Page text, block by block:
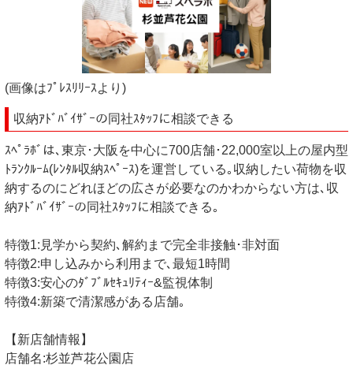
(画像はﾌﾟﾚｽﾘﾘｰｽより)
収納ｱﾄﾞﾊﾞｲｻﾞｰの同社ｽﾀｯﾌに相談できる
ｽﾍﾟﾗﾎﾞは､東京･大阪を中心に700店舗･22,000室以上の屋内型
ﾄﾗﾝｸﾙｰﾑ(ﾚﾝﾀﾙ収納ｽﾍﾟｰｽ)を運営している｡収納したい荷物を収
納するのにどれほどの広さが必要なのかわからない方は､収
納ｱﾄﾞﾊﾞｲｻﾞｰの同社ｽﾀｯﾌに相談できる｡
特徴1:見学から契約､解約まで完全非接触･非対面
特徴2:申し込みから利用まで､最短1時間
特徴3:安心のﾀﾞﾌﾞﾙｾｷｭﾘﾃｨｰ&監視体制
特徴4:新築で清潔感がある店舗｡
【新店舗情報】
店舗名:杉並芦花公園店